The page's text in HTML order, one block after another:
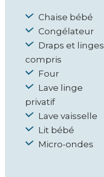
Chaise bébé
Congélateur
Draps et linges
compris
Four
Lave linge
privatif
Lave vaisselle
Lit bébé
Micro-ondes